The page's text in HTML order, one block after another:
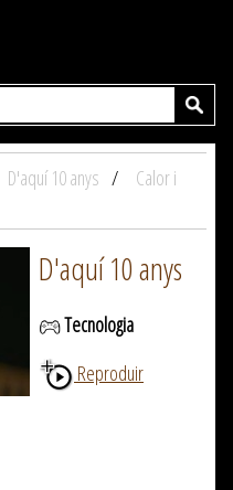
D'aquí 10 anys
Calor i
D'aquí 10 anys
Tecnologia
Reproduir